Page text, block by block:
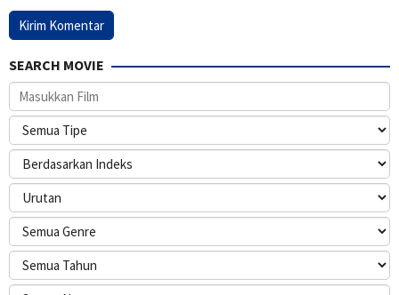
SEARCH MOVIE